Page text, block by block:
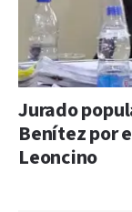
Jurado
Benítez por
Leoncino